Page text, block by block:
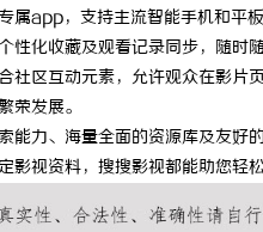
属app，支持主流智能手机和平
性化收藏及观看记录同步，随时
社区互动元素，允许观众在影
荣发展。
能力、海量全面的资源库及友
影视资料，搜搜影视都能助您轻